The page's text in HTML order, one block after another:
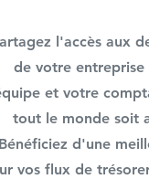
l'accès aux
de votre entreprise
et votre
tout le monde soit
Bénéficiez d'une
vos flux de